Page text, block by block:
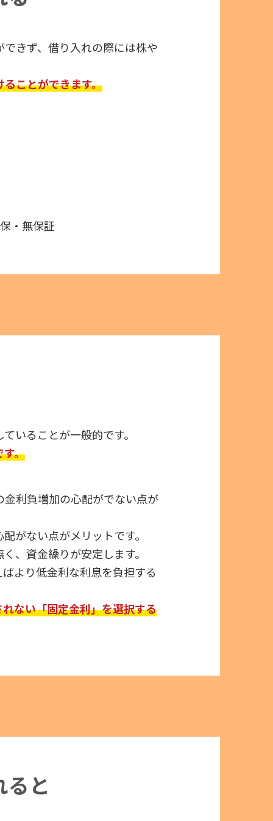
きず、借り入れの際には株や
ことができます。
・無保証
いることが一般的です。
。
金利負増加の心配がでない点が
がない点がメリットです。
、資金繰りが安定します。
より低金利な利息を負担する
ない「固定金利」を選択する
と